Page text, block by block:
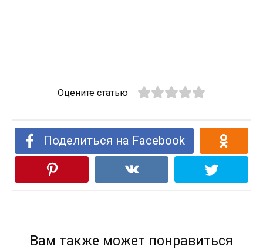
Оцените статью
Поделиться на Facebook
Вам также может понравиться